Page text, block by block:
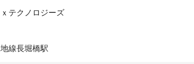
テクノロジーズ
線長堀橋駅